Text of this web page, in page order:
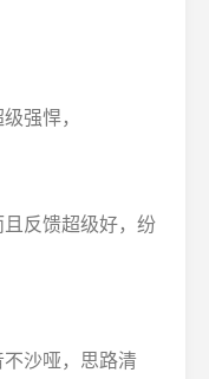
强悍，
反馈超级好，纷
沙哑，思路清